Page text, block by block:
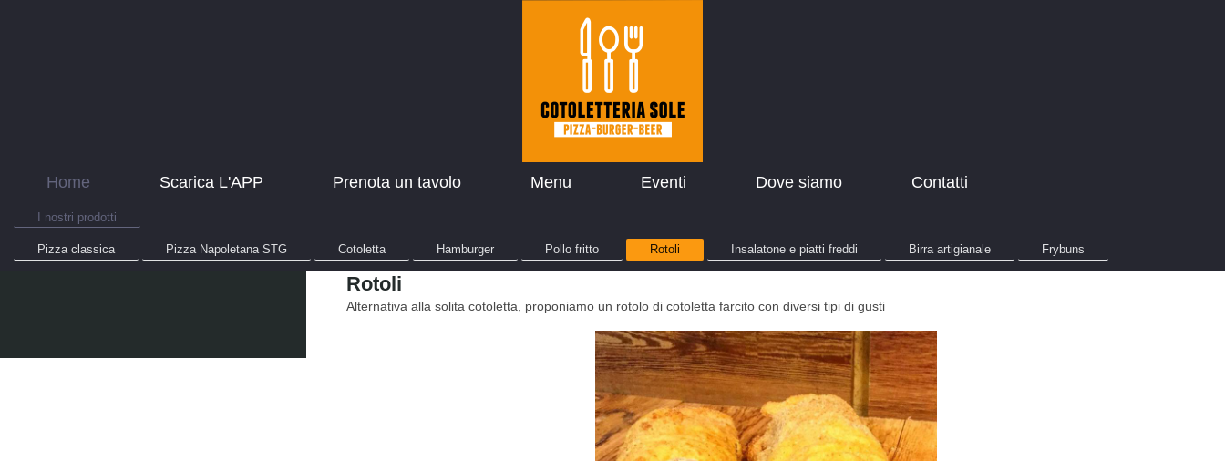
Home Scarica L'APP Prenota un tavolo Menu Eventi Dove siamo Contatti
I nostri prodotti
Pizza classica Pizza Napoletana STG Cotoletta Hamburger Pollo fritto Rotoli Insalatone e piatti freddi Birra artigianale Frybuns
Rotoli
Alternativa alla solita cotoletta, proponiamo un rotolo di cotoletta farcito con diversi tipi di gusti